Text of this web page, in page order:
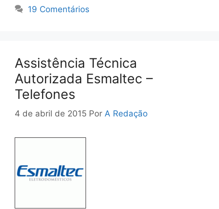
19 Comentários
Assistência Técnica
Autorizada Esmaltec –
Telefones
4 de abril de 2015 Por A Redação